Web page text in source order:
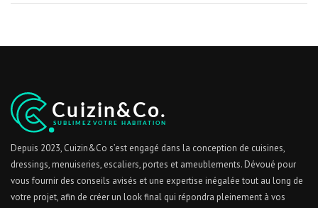
Depuis 2023, Cuizin&Co s’est engagé dans la conception de cuisines,
dressings, menuiseries, escaliers, portes et ameublements. Dévoué pour
vous fournir des conseils avisés et une expertise inégalée tout au long de
votre projet, afin de créer un look final qui répondra pleinement à vos